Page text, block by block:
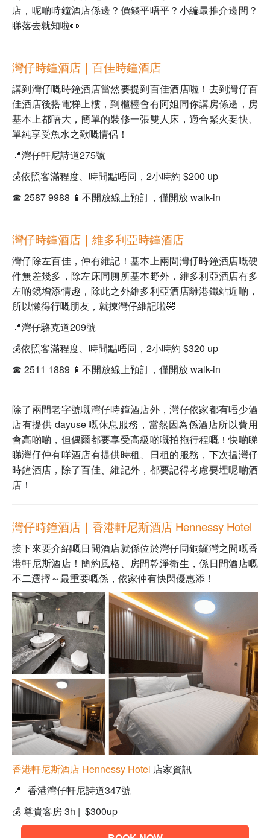
店，呢啲時鐘酒店係邊？價錢平唔平？小編最推介邊間？
睇落去就知啦👀
灣仔時鐘酒店｜百佳時鐘酒店
講到灣仔嘅時鐘酒店當然要提到百佳酒店啦！去到灣仔百
佳酒店後搭電梯上樓，到櫃檯會有阿姐同你講房係邊，房
基本上都唔大，簡單的裝修一張雙人床，適合緊火要快、
單純享受魚水之歡嘅情侶！
📍灣仔軒尼詩道275號
💰依照客滿程度、時間點唔同，2小時約 $200 up
☎️ 2587 9988 📱不開放線上預訂，僅開放 walk-in
灣仔時鐘酒店｜維多利亞時鐘酒店
灣仔除左百佳，仲有維記！基本上兩間灣仔時鐘酒店嘅硬
件無差幾多，除左床同厠所基本野外，維多利亞酒店有多
左啲鏡增添情趣，除此之外維多利亞酒店離港鐵站近啲，
所以懶得行嘅朋友，就揀灣仔維記啦🤣
📍灣仔駱克道209號
💰依照客滿程度、時間點唔同，2小時約 $320 up
☎️ 2511 1889 📱不開放線上預訂，僅開放 walk-in
除了兩間老字號嘅灣仔時鐘酒店外，灣仔依家都有唔少酒
店有提供 dayuse 嘅休息服務，當然因為係酒店所以費用
會高啲啲，但偶爾都要享受高級啲嘅拍拖行程嘅！快啲睇
睇灣仔仲有咩酒店有提供時租、日租的服務，下次揾灣仔
時鐘酒店，除了百佳、維記外，都要記得考慮要埋呢啲酒
店！
灣仔時鐘酒店｜香港軒尼斯酒店 Hennessy Hotel
接下來要介紹嘅日間酒店就係位於灣仔同銅鑼灣之間嘅香
港軒尼斯酒店！簡約風格、房間乾淨衛生，係日間酒店嘅
不二選擇～最重要嘅係，依家仲有快閃優惠添！
香港軒尼斯酒店 Hennessy Hotel 店家資訊
📍 香港灣仔軒尼詩道347號
💰 尊貴客房 3h | $300up